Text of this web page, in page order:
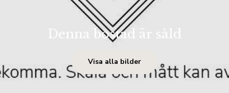
Denna bostad är såld
Visa alla bilder